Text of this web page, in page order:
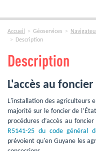
Accueil Géoservices
Description
Description
L'accès au
L'installation des agriculteurs
majorité sur le foncier de
procédures d’accès au
R5141-25 du code général
prévoient qu'en Guyane les